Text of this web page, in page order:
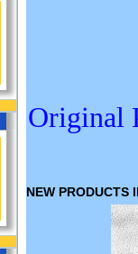
Original
NEW PRODUCTS